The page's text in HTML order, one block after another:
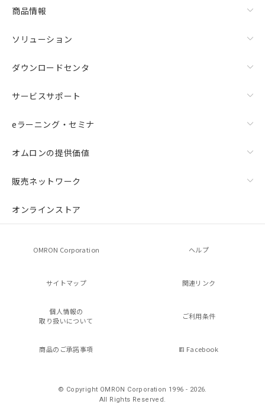
商品情報
ソリューション
ダウンロードセンタ
サービスサポート
eラーニング・セミナ
オムロンの提供価値
販売ネットワーク
オンラインストア
OMRON Corporation ヘルプ
サイトマップ 関連リンク
個人情報の
取り扱いについて
ご利用条件
商品のご承諾事項 Facebook
© Copyright OMRON Corporation 1996 - 2026.
All Rights Reserved.